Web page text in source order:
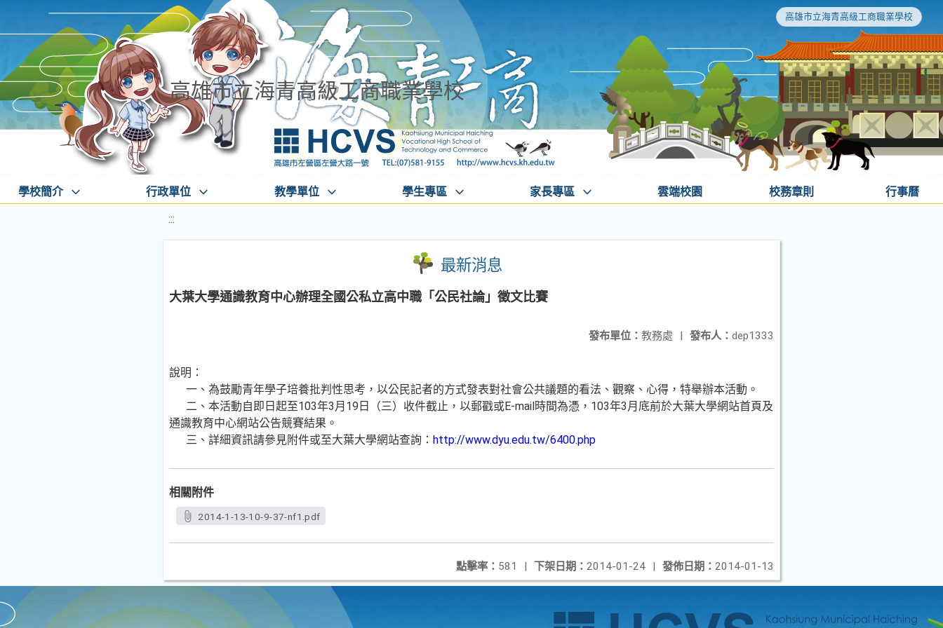
高雄市立海青高級工商職業學校
高雄市立海青高級工商職業學校
學校簡介 行政單位 教學單位 學生專區 家長專區 雲端校園 校務章則 行事曆
:::
最新消息
大葉大學通識教育中心辦理全國公私立高中職「公民社論」徵文比賽
發布人： dep1333
發布單位： 教務處 |
說明：
一、為鼓勵青年學子培養批判性思考，以公民記者的方式發表對社會公共議題的看法、觀察、心得，特舉辦本活動。
二、本活動自即日起至103年3月19日（三）收件截止，以郵戳或E-mail時間為憑，103年3月底前於大葉大學網站首頁及
通識教育中心網站公告競賽結果。
三、詳細資訊請參見附件或至大葉大學網站查詢： http://www.dyu.edu.tw/6400.php
相關附件
2014-1-13-10-9-37-nf1.pdf
發佈日期： 2014-01-13
下架日期： 2014-01-24 |
點擊率： 581 |